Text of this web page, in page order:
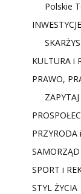
Polskie
KULTURA i
PRAWO,
PRZYRODA
SAMORZĄD
SPORT i
STYL ŻYCIA